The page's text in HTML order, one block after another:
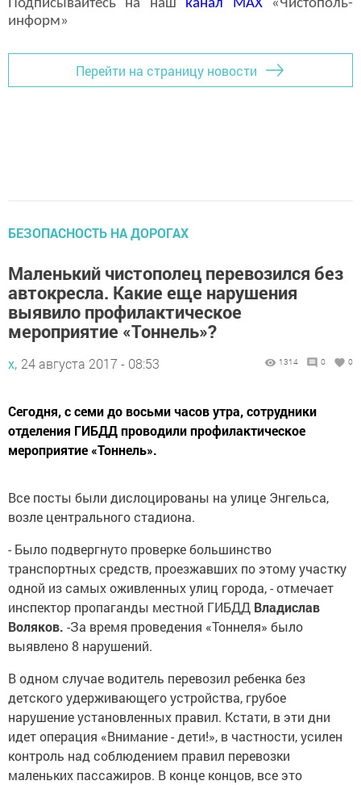
Подписывайтесь на наш канал MAX«Чистополь-
информ»
Перейти на страницу новости
БЕЗОПАСНОСТЬ НА ДОРОГАХ
Маленький чистополец перевозился без
автокресла. Какие еще нарушения
выявило профилактическое
мероприятие «Тоннель»?
х, 24 августа 2017 - 08:53 1314 0 0
Сегодня, с семи до восьми часов утра, сотрудники
отделения ГИБДД проводили профилактическое
мероприятие «Тоннель».
Все посты были дислоцированы на улице Энгельса,
возле центрального стадиона.
- Было подвергнуто проверке большинство
транспортных средств, проезжавших по этому участку
одной из самых оживленных улиц города, - отмечает
инспектор пропаганды местной ГИБДД Владислав
Воляков. -За время проведения «Тоннеля» было
выявлено 8 нарушений.
В одном случае водитель перевозил ребенка без
детского удерживающего устройства, грубое
нарушение установленных правил. Кстати, в эти дни
идет операция «Внимание - дети!», в частности, усилен
контроль над соблюдением правил перевозки
маленьких пассажиров. В конце концов, все это